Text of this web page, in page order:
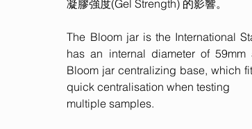
凝膠強度(Gel Strength) 的影響。
The Bloom jar is the International
has an internal diameter of
Bloom jar centralizing base, which
quick centralisation when testing
multiple samples.